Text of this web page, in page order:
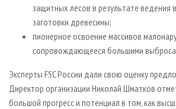
защитных лесов в результате ведения
заготовки древесины;
пионерное освоение массивов
сопровождающееся большими
Эксперты FSC России дали свою оценку
Директор организации Николай Шматков
большой прогресс и потенциал в том, как